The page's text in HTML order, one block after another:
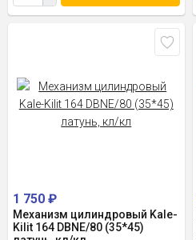
1 750 ₽
Механизм цилиндровый Kale-
Kilit 164 DBNE/80 (35*45)